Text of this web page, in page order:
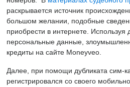
раскрывается источник
большом желании, подобные
приобрести в интернете. Используя
персональные данные,
кредиты на сайте Moneyveo.
Далее, при помощи дубликата сим-
регистрировался со своего